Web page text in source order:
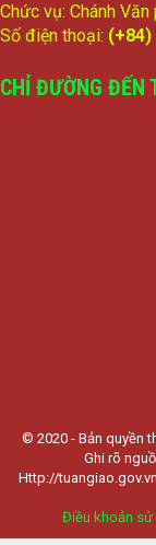
Chức vụ: Chánh
Số điện thoại: (+84)
CHỈ ĐƯỜNG ĐẾN
© 2020 - Bản quyền
Ghi rõ
Http://
Điều khoản sử